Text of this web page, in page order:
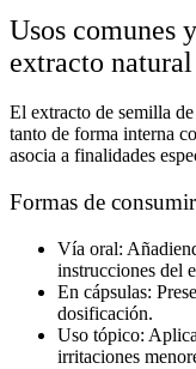
Usos comunes
extracto
El extracto de semilla
tanto de forma interna
asocia a finalidades
Formas de
Vía oral:
instrucciones del
En cápsulas:
dosificación.
Uso tópico:
irritaciones